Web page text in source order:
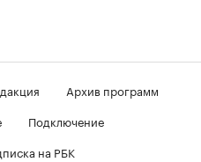
Архив программ
Подключение
на РБК